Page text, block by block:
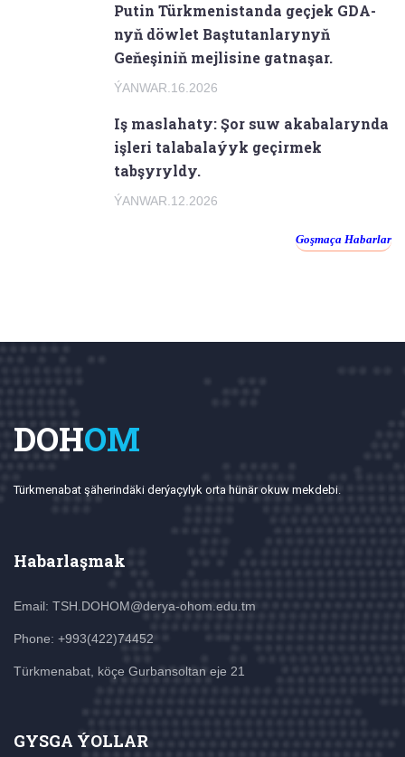
Putin Türkmenistanda geçjek GDA-
nyň döwlet Baştutanlarynyň
Geňeşiniň mejlisine gatnaşar.
ÝANWAR.16.2026
Iş maslahaty: Şor suw akabalarynda
işleri talabalaýyk geçirmek
tabşyryldy.
ÝANWAR.12.2026
Goşmaça Habarlar
DOHOM
Türkmenabat şäherindäki derýaçylyk orta hünär okuw mekdebi.
Habarlaşmak
Email: TSH.DOHOM@derya-ohom.edu.tm
Phone: +993(422)74452
Türkmenabat, köçe Gurbansoltan eje 21
GYSGA ÝOLLAR